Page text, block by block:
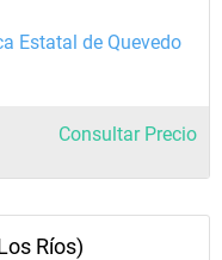
Estatal de Quevedo
Consultar Precio
Ríos)